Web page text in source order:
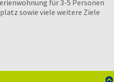
für 3-5 Personen
sowie viele weitere Ziele
